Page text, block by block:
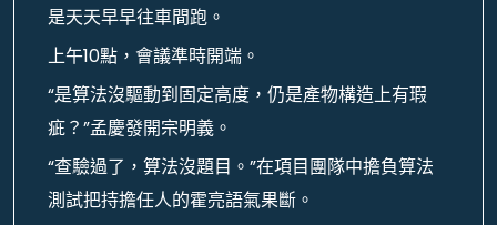
是天天早早往車間跑。
上午10點，會議準時開端。
“是算法沒驅動到固定高度，仍是產物構造上有瑕
疵？”孟慶發開宗明義。
“查驗過了，算法沒題目。”在項目團隊中擔負算法
測試把持擔任人的霍亮語氣果斷。